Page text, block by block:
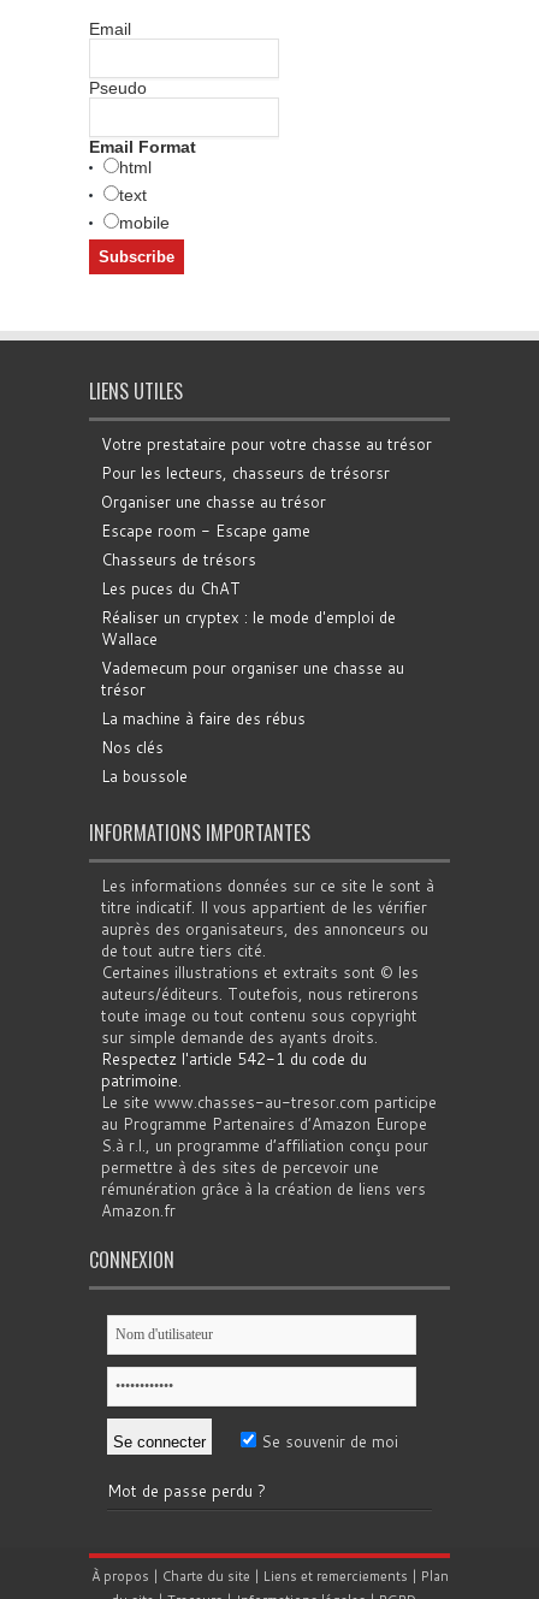
Email
Pseudo
Email Format
html
text
mobile
LIENS UTILES
Votre prestataire pour votre chasse au trésor
Pour les lecteurs, chasseurs de trésorsr
Organiser une chasse au trésor
Escape room - Escape game
Chasseurs de trésors
Les puces du ChAT
Réaliser un cryptex : le mode d'emploi de
Wallace
Vademecum pour organiser une chasse au
trésor
La machine à faire des rébus
Nos clés
La boussole
INFORMATIONS IMPORTANTES
Les informations données sur ce site le sont à
titre indicatif. Il vous appartient de les vérifier
auprès des organisateurs, des annonceurs ou
de tout autre tiers cité.
Certaines illustrations et extraits sont © les
auteurs/éditeurs. Toutefois, nous retirerons
toute image ou tout contenu sous copyright
sur simple demande des ayants droits.
Respectez l'article 542-1 du code du
patrimoine.
Le site www.chasses-au-tresor.com participe
au Programme Partenaires d’Amazon Europe
S.à r.l., un programme d’affiliation conçu pour
permettre à des sites de percevoir une
rémunération grâce à la création de liens vers
Amazon.fr
CONNEXION
Se souvenir de moi
Mot de passe perdu ?
À propos | Charte du site | Liens et remerciements | Plan